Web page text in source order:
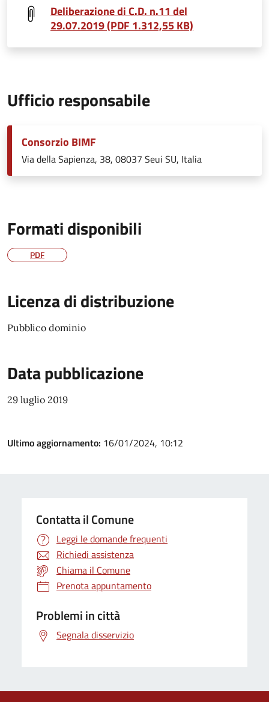
Deliberazione di C.D. n.11 del
29.07.2019 (PDF 1.312,55 KB)
Ufficio responsabile
Consorzio BIMF
Via della Sapienza, 38, 08037 Seui SU, Italia
Formati disponibili
PDF
Licenza di distribuzione
Pubblico dominio
Data pubblicazione
29 luglio 2019
Ultimo aggiornamento: 16/01/2024, 10:12
Contatta il Comune
Leggi le domande frequenti
Richiedi assistenza
Chiama il Comune
Prenota appuntamento
Problemi in città
Segnala disservizio